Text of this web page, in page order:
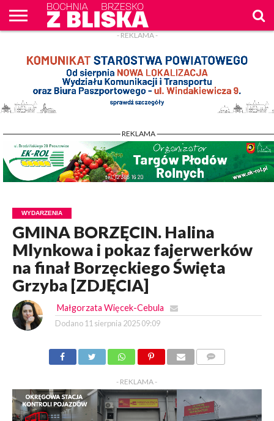
WPROST
REKLAM
- REKLAMA -
- REKLAMA -
WYDARZENIA
GMINA BORZĘCIN. Halina
Mlynkowa i pokaz fajerwerków
na finał Borzęckiego Święta
Grzyba [ZDJĘCIA]
Małgorzata Więcek-Cebula
Dodano 11 sierpnia 2025 09:09
- REKLAMA -